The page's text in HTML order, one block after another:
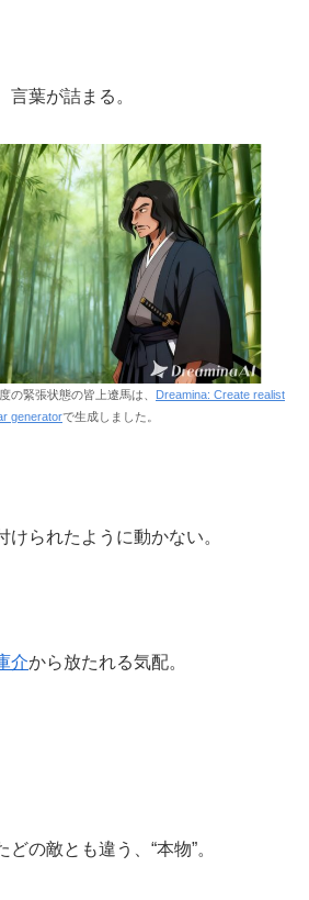
葉が詰まる。
の緊張状態の皆上遼馬は、
Dreamina: Create realist
generatorで生成しました。
られたように動かない。
介から放たれる気配。
の敵とも違う、“本物”。